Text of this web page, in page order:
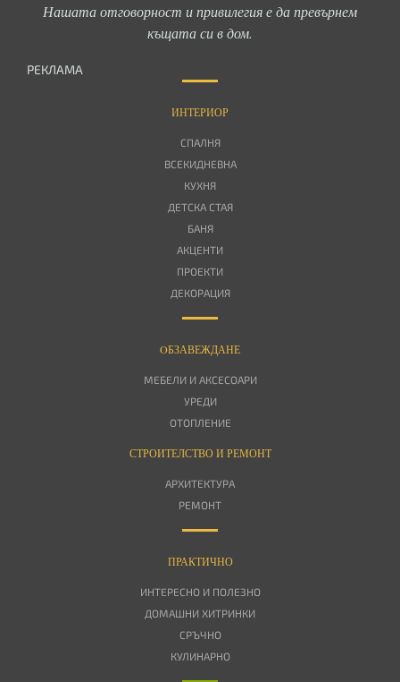
Нашата отговорност и привилегия е да превърнем
къщата си в дом.
РЕКЛАМА
ИНТЕРИОР
СПАЛНЯ
ВСЕКИДНЕВНА
КУХНЯ
ДЕТСКА СТАЯ
БАНЯ
АКЦЕНТИ
ПРОЕКТИ
ДЕКОРАЦИЯ
OБЗАВЕЖДАНЕ
МЕБЕЛИ И АКСЕСОАРИ
УРЕДИ
ОТОПЛЕНИЕ
СТРОИТЕЛСТВО И РЕМОНТ
АРХИТЕКТУРА
РЕМОНТ
ПРАКТИЧНО
ИНТЕРЕСНО И ПОЛЕЗНО
ДОМАШНИ ХИТРИНКИ
СРЪЧНО
КУЛИНАРНО